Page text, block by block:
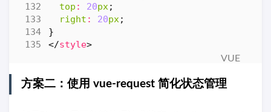
top : 20px;
right : 20px;
}
</style>
方案二：使用 vue-request 简化状态管理